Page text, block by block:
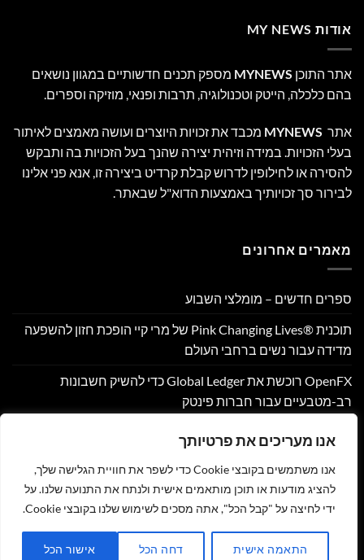
אנו מעריכים את פרטיותך
אנו משתמשים בקובצי Cookie כדי לשפר את חוויית הגלישה שלך,
להציג מודעות או תוכן מותאמים אישית ולנתח את התנועה שלנו. על
ידי לחיצה על "קבל הכל", אתה מסכים לשימוש שלנו בקובצי Cookie.
התאמה אישית דחה הכל אישור הכל
אודות MY NEWS
אתר התוכן MYNEWS מספק תכנים חדשותיים במגוון נושאים
בהם כלכלה, הייטק וטכנולוגיה, תרבות ופנאי, מוזיקה וספרים.
אתר MYNEWS מכבד את זכויות היוצרים ועושה מאמצים לאיתור
בעלי הזכויות. במידה וזיהית יצירה שהנך בעל הזכויות בה ותבקש
להסירה או לחילופין לדרוש קבלת קרדיט ביצירה זו, אנא פני אלינו
לבירור סך זכויותיך באמצעות הדוא"ל שבאתר.
מאמרים אחרונים
ספרים חדשים – מומלצי השבוע
תוכנית Pink Changing Lives®‎ של מרי קיי הופכת חזון להשפעה
מדידה עבור נשים ברחבי העולם
OpenFX רוכשת את Global Ledger כדי להשיק חשבונות
רב-מטבעיים עבור חברות פינטק
PU Prime מרחיבה את המסחר בזהב עם השקת XAUUSD247